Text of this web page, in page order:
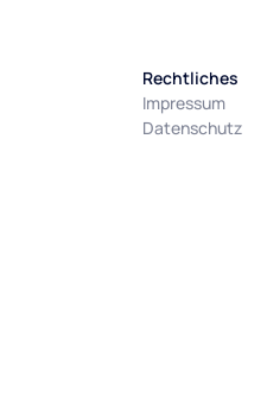
Rechtliches
Impressum
Datenschutz